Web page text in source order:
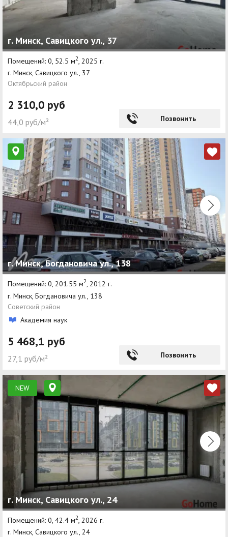
г. Минск, Савицкого ул., 37
Помещений: 0, 52.5 м2 , 2025 г.
г. Минск, Савицкого ул., 37
Октябрьский район
2 310,0 руб
44,0 руб/м² Позвонить
г. Минск, Богдановича ул., 138
Помещений: 0, 201.55 м2, 2012 г.
г. Минск, Богдановича ул., 138
Советский район
Академия наук
5 468,1 руб
27,1 руб/м² Позвонить
NEW
г. Минск, Савицкого ул., 24
Помещений: 0, 42.4 м2 , 2026 г.
г. Минск, Савицкого ул., 24